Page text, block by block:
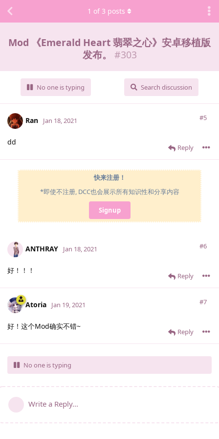
Mod 《Emerald Heart 翡翠之心》安卓移植版
发布。
#303
No one is typing Search discussion
1 of 3 posts
Ran #5
Jan 18, 2021
dd
Reply
快来注册！
*即使不注册, DCC也会展示所有知识性和分享内容
Signup
ANTHRAY #6
Jan 18, 2021
好！！！
Reply
Atoria #7
Jan 19, 2021
好！这个Mod确实不错~
Reply
No one is typing
Write a Reply...